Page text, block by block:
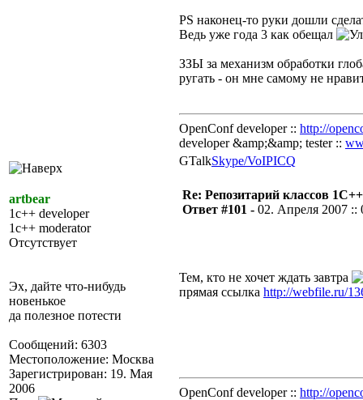
PS наконец-то руки дошли
Ведь уже года 3 как обещал
ЗЗЫ за механизм обработки
ругать - он мне самому не
OpenConf developer :: http://
developer &amp;&amp; tester ::
GTalkSkype/VoIPICQ
artbear
1c++ developer
1c++ moderator
Отсутствует
Эх, дайте что-нибудь
новенькое
да полезное потести
Сообщений: 6303
Местоположение: Москва
Зарегистрирован: 19. Мая
2006
Re: Репозитарий классов
Ответ #101 - 02. Апреля 2007 ::
Тем, кто не хочет ждать завтра
прямая ссылка http://webfile.ru/
OpenConf developer :: http://